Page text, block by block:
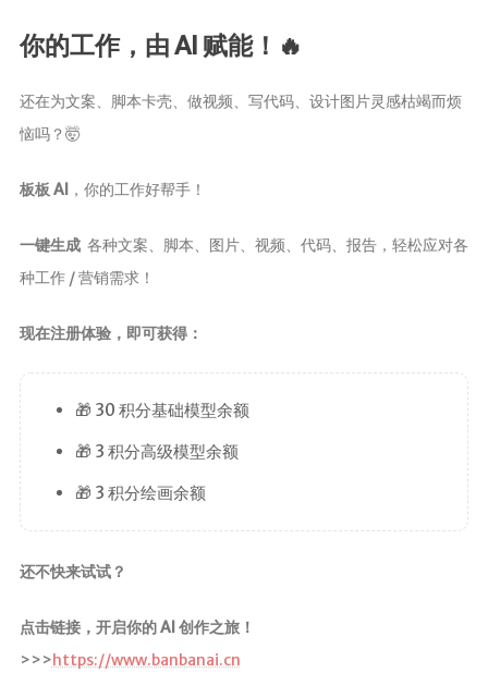
你的工作，由 AI 赋能！🔥
还在为文案、脚本卡壳、做视频、写代码、设计图片灵感枯竭而烦
恼吗？🤯
板板 AI ，你的工作好帮手！
一键生成 各种文案、脚本、图片、视频、代码、报告，轻松应对各
种工作 / 营销需求！
现在注册体验，即可获得：
🎁 30 积分基础模型余额
🎁 3 积分高级模型余额
🎁 3 积分绘画余额
还不快来试试？
点击链接，开启你的 AI 创作之旅！
>>>https://www.banbanai.cn